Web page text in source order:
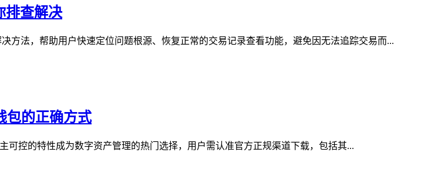
排查解决
方法，帮助用户快速定位问题根源、恢复正常的交易记录查看功能，避免因无法追踪交易而...
包的正确方式
可控的特性成为数字资产管理的热门选择，用户需认准官方正规渠道下载，包括其...